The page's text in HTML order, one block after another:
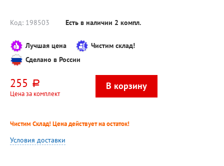
Код: 198503 Есть в наличии 2 компл.
Лучшая цена
Чистим склад!
Сделано в России
255 руб.
Цена за комплект
Чистим Склад! Цена действует на остаток!
Условия доставки